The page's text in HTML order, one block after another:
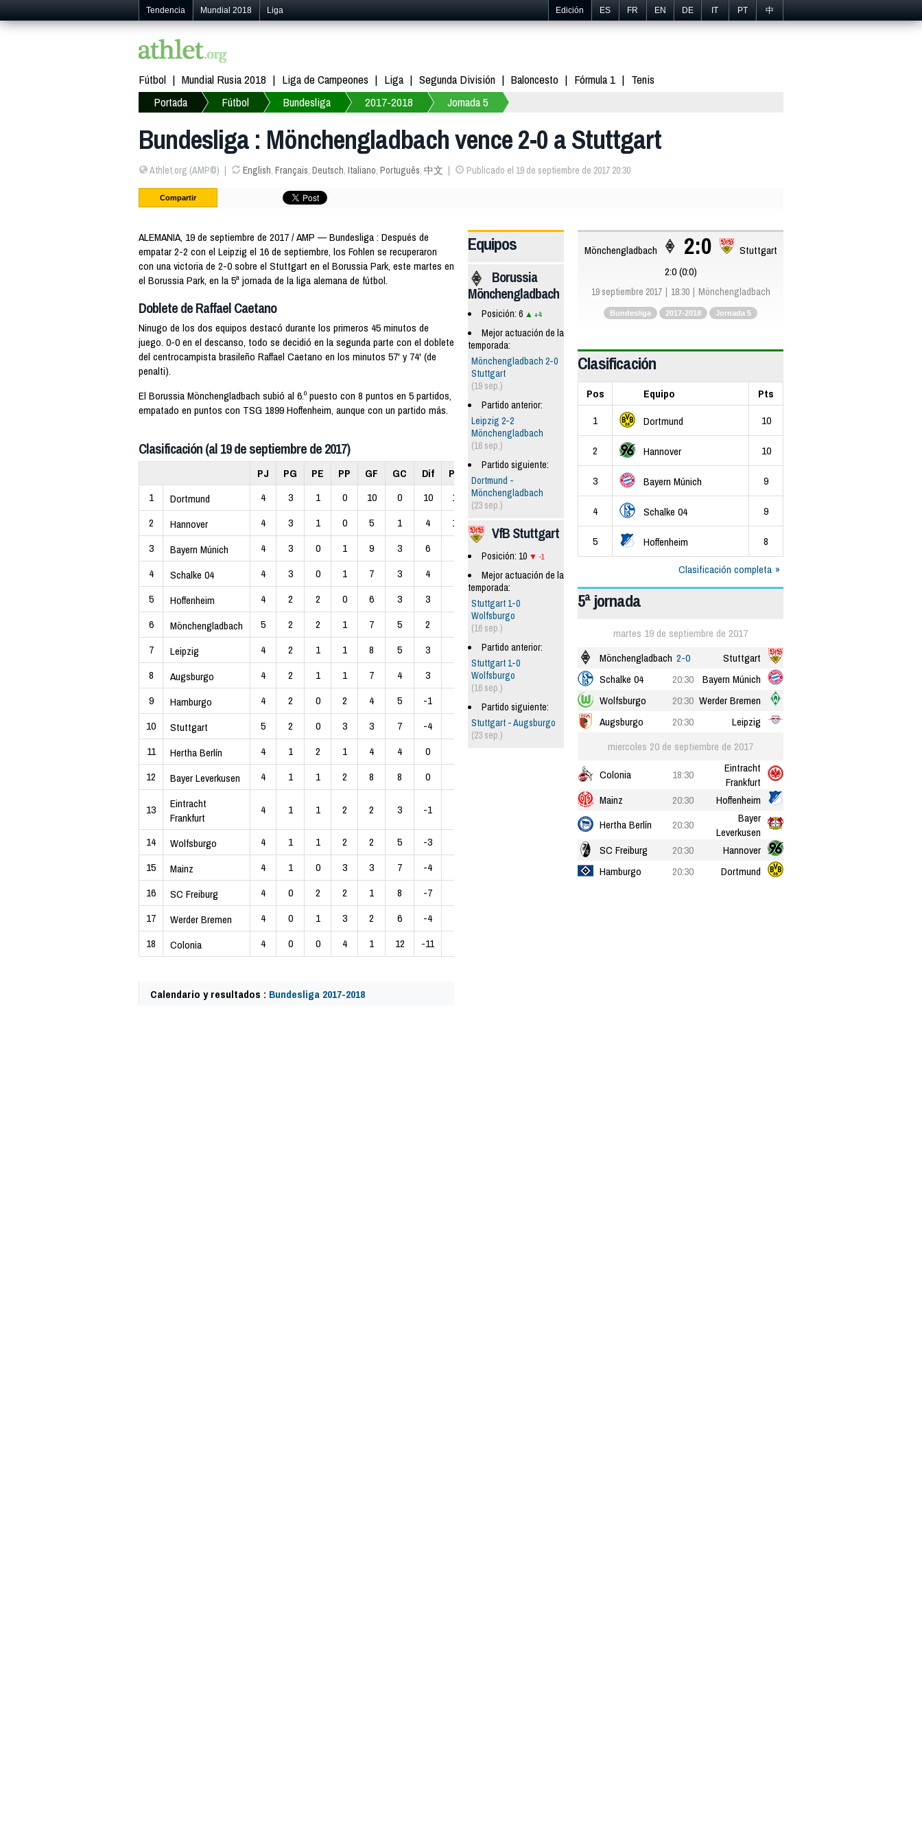
Tendencia Mundial 2018 Liga Edición ES FR EN DE IT PT 中
Fútbol Mundial Rusia 2018 Liga de Campeones Liga Segunda División Baloncesto Fórmula 1
Tenis
Portada
Fútbol Bundesliga 2017-2018 Jornada 5
Bundesliga : Mönchengladbach vence 2-0 a Stuttgart
Athlet.org (AMP©) English, Français, Deutsch, Italiano, Português, 中文 Publicado el 19 de septiembre de 2017 20:30
Compartir
ALEMANIA, 19 de septiembre de 2017 / AMP — Bundesliga : Después de
empatar 2-2 con el Leipzig el 16 de septiembre, los Fohlen se recuperaron
con una victoria de 2-0 sobre el Stuttgart en el Borussia Park, este martes en
el Borussia Park, en la 5ª jornada de la liga alemana de fútbol.
Doblete de Raffael Caetano
Ninugo de los dos equipos destacó durante los primeros 45 minutos de
juego. 0-0 en el descanso, todo se decidió en la segunda parte con el doblete
del centrocampista brasileño Raffael Caetano en los minutos 57' y 74' (de
penalti).
El Borussia Mönchengladbach subió al 6.º puesto con 8 puntos en 5 partidos,
empatado en puntos con TSG 1899 Hoffenheim, aunque con un partido más.
Clasificación (al 19 de septiembre de 2017)
PJ PG PE PP GF GC Dif
Pts
1
Dortmund 4 3 1 0 10 0 10
10
2
Hannover 4 3 1 0 5 1 4
10
3
Bayern Múnich 4 3 0 1 9 3 6
4
Schalke 04 4 3 0 1 7 3 4
5
Hoffenheim 4 2 2 0 6 3 3
6
Mönchengladbach 5 2 2 1 7 5 2
7
Leipzig 4 2 1 1 8 5 3
8
Augsburgo 4 2 1 1 7 4 3
9
Hamburgo 4 2 0 2 4 5 -1
10
Stuttgart 5 2 0 3 3 7 -4
11
Hertha Berlín 4 1 2 1 4 4 0
12
Bayer Leverkusen 4 1 1 2 8 8 0
13
Eintracht
Frankfurt
4 1 1 2 2 3 -1
14 Wolfsburgo 4 1 1 2 2 5 -3
15
Mainz 4 1 0 3 3 7 -4
16
SC Freiburg 4 0 2 2 1 8 -7
17
Werder Bremen 4 0 1 3 2 6 -4
18
Colonia 4 0 0 4 1 12 -11
Calendario y resultados : Bundesliga 2017-2018
Equipos
Borussia
Mönchengladbach
Posición: 6 +4
Mejor actuación de la
temporada:
Mönchengladbach 2-0
Stuttgart
(19 sep.)
Partido anterior:
Leipzig 2-2
Mönchengladbach
(16 sep.)
Partido siguiente:
Dortmund -
Mönchengladbach
(23 sep.)
VfB Stuttgart
Posición: 10 -1
Mejor actuación de la
temporada:
Stuttgart 1-0
Wolfsburgo
(16 sep.)
Partido anterior:
Stuttgart 1-0
Wolfsburgo
(16 sep.)
Partido siguiente:
Stuttgart - Augsburgo
(23 sep.)
Mönchengladbach 2:0
Stuttgart
2:0 (0:0)
19 septiembre 2017 18:30 Mönchengladbach
Bundesliga 2017-2018 Jornada 5
Clasificación
Pos Equipo
Pts
1
Dortmund 10
2 Hannover 10
3 Bayern Múnich 9
4 Schalke 04 9
5 Hoffenheim
8
Clasificación completa
5ª jornada
martes 19 de septiembre de 2017
Mönchengladbach 2-0
Stuttgart
Schalke 04
20:30
Bayern Múnich
Wolfsburgo
20:30 Werder Bremen
Augsburgo
20:30
Leipzig
miercoles 20 de septiembre de 2017
Colonia
18:30
Eintracht
Frankfurt
Mainz
20:30
Hoffenheim
Hertha Berlín
20:30
Bayer
Leverkusen
SC Freiburg
20:30
Hannover
Hamburgo
20:30 Dortmund